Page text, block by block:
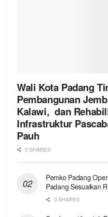
Wali Kota Padang
Pembangunan
Kalawi, dan
Infrastruktur
Pauh
0 SHARES
Pemko Padang
Padang Sesuaikan
0 SHARES